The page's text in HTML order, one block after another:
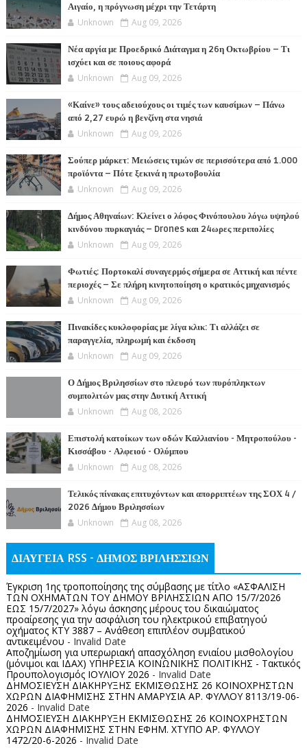
Αιγαίο, η πρόγνωση μέχρι την Τετάρτη
Unknown Aug 09, 2026
Νέα αργία με Προεδρικό Διάταγμα η 26η Οκτωβρίου – Τι
ισχύει και σε ποιους αφορά
Unknown Aug 09, 2026
«Καίνε» τους αδειούχους οι τιμές των καυσίμων – Πάνω
από 2,27 ευρώ η βενζίνη στα νησιά
Unknown Aug 09, 2026
Σούπερ μάρκετ: Μειώσεις τιμών σε περισσότερα από 1.000
προϊόντα – Πότε ξεκινά η πρωτοβουλία
Unknown Aug 09, 2026
Δήμος Αθηναίων: Κλείνει ο λόφος Φινόπουλου λόγω υψηλού
κινδύνου πυρκαγιάς – Drones και 24ωρες περιπολίες
Unknown Aug 09, 2026
Φωτιές: Πορτοκαλί συναγερμός σήμερα σε Αττική και πέντε
περιοχές – Σε πλήρη κινητοποίηση ο κρατικός μηχανισμός
Unknown Aug 09, 2026
Πινακίδες κυκλοφορίας με λίγα κλικ: Τι αλλάζει σε
παραγγελία, πληρωμή και έκδοση
Unknown Aug 09, 2026
Ο Δήμος Βριλησσίων στο πλευρό των πυρόπληκτων
συμπολιτών μας στην Δυτική Αττική
Unknown Aug 08, 2026
Επιστολή κατοίκων των οδών Καλλιανίου - Μητροπούλου -
Κισσάβου - Αλφειού - Ολύμπου
Unknown Aug 08, 2026
Τελικός πίνακας επιτυχόντων και απορριπτέων της ΣΟΧ 4 /
2026 Δήμου Βριλησσίων
Unknown Aug 08, 2026
ΔΙΑΥΓΕΙΑ RSS - ΔΗΜΟΣ ΒΡΙΛΗΣΣΙΩΝ
Έγκριση 1ης τροποποίησης της σύμβασης με τίτλο «ΑΣΦΑΛΙΣΗ
ΤΩΝ ΟΧΗΜΑΤΩΝ ΤΟΥ ΔΗΜΟΥ ΒΡΙΛΗΣΣΙΩΝ ΑΠΟ 15/7/2026
ΕΩΣ 15/7/2027» λόγω άσκησης μέρους του δικαιώματος
προαίρεσης για την ασφάλιση του ηλεκτρικού επιβατηγού
οχήματος ΚΤΥ 3887 – Ανάθεση επιπλέον συμβατικού
αντικειμένου - Invalid Date
Αποζημίωση για υπερωριακή απασχόληση ενιαίου μισθολογίου
(μόνιμοι και ΙΔΑΧ) ΥΠΗΡΕΣΙΑ ΚΟΙΝΩΝΙΚΗΣ ΠΟΛΙΤΙΚΗΣ - Τακτικός
Προυπολογισμός ΙΟΥΛΙΟΥ 2026 - Invalid Date
ΔΗΜΟΣΙΕΥΣΗ ΔΙΑΚΗΡΥΞΗΣ ΕΚΜΙΣΘΩΣΗΣ 26 ΚΟΙΝΟΧΡΗΣΤΩΝ
ΧΩΡΩΝ ΔΙΑΦΗΜΙΣΗΣ ΣΤΗΝ ΑΜΑΡΥΣΙΑ ΑΡ. ΦΥΛΛΟΥ 8113/19-06-
2026 - Invalid Date
ΔΗΜΟΣΙΕΥΣΗ ΔΙΑΚΗΡΥΞΗ ΕΚΜΙΣΘΩΣΗΣ 26 ΚΟΙΝΟΧΡΗΣΤΩΝ
ΧΩΡΩΝ ΔΙΑΦΗΜΙΣΗΣ ΣΤΗΝ ΕΦΗΜ. ΧΤΥΠΟ ΑΡ. ΦΥΛΛΟΥ
1472/20-6-2026 - Invalid Date